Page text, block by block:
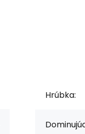
Hrúbka: